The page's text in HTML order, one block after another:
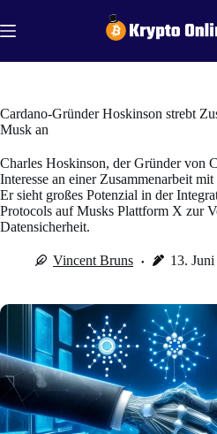
Inhalt
springen
Cardano-Gründer Hoskinson strebt
Musk an
Charles Hoskinson, der Gründer von
Interesse an einer Zusammenarbeit
Er sieht großes Potenzial in der
Protocols auf Musks Plattform X zur
Datensicherheit.
Vincent Bruns 13.